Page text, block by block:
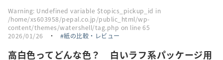
Warning: Undefined variable $topics_pickup_id in
/home/xs603958/pepal.co.jp/public_html/wp-
content/themes/watershell/tag.php on line65
2026/01/26
・ 紙の比較・レビュー
高白色ってどんな色？ 白いラフ系パッケージ用